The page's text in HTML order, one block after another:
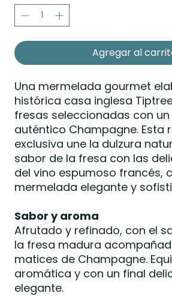
Agregar al
Una mermelada gourmet
histórica casa inglesa
fresas seleccionadas con
auténtico Champagne. Esta
exclusiva une la dulzura
sabor de la fresa con las
del vino espumoso francés,
mermelada elegante y
Sabor y aroma
Afrutado y refinado, con el
la fresa madura
matices de Champagne.
aromática y con un final
elegante.